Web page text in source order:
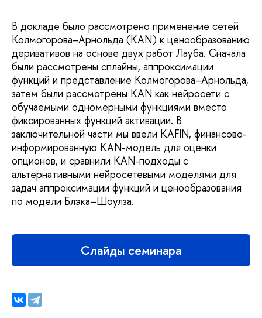
В докладе было рассмотрено применение сетей
Колмогорова–Арнольда (KAN) к ценообразованию
деривативов на основе двух работ Лауба. Сначала
были рассмотрены сплайны, аппроксимации
функций и представление Колмогорова–Арнольда,
затем были рассмотрены KAN как нейросети с
обучаемыми одномерными функциями вместо
фиксированных функций активации. В
заключительной части мы ввели KAFIN, финансово-
информированную KAN-модель для оценки
опционов, и сравнили KAN-подходы с
альтернативными нейросетевыми моделями для
задач аппроксимации функций и ценообразования
по модели Блэка–Шоулза.
Слайды семинара